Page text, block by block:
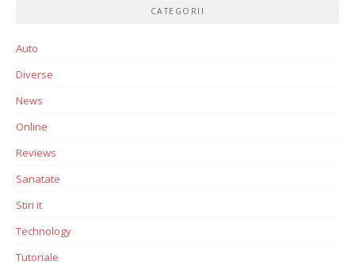
CATEGORII
Auto
Diverse
News
Online
Reviews
Sanatate
Stiri it
Technology
Tutoriale